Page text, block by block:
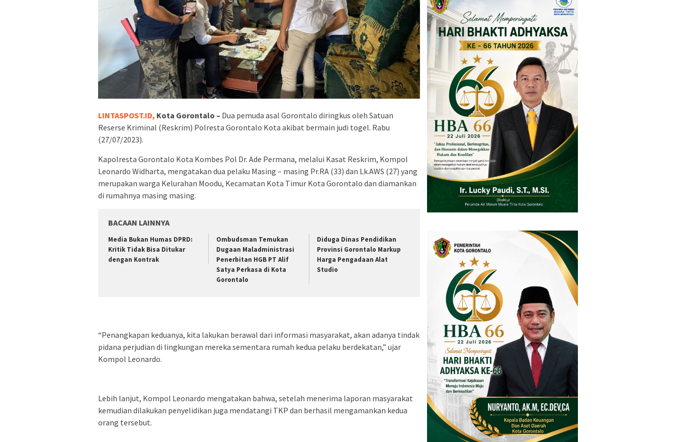
LINTASPOST.ID, Kota Gorontalo – Dua pemuda asal Gorontalo diringkus oleh Satuan
Reserse Kriminal (Reskrim) Polresta Gorontalo Kota akibat bermain judi togel. Rabu
(27/07/2023).
Kapolresta Gorontalo Kota Kombes Pol Dr. Ade Permana, melalui Kasat Reskrim, Kompol
Leonardo Widharta, mengatakan dua pelaku Masing – masing Pr.RA (33) dan Lk.AWS (27) yang
merupakan warga Kelurahan Moodu, Kecamatan Kota Timur Kota Gorontalo dan diamankan
di rumahnya masing masing.
BACAAN LAINNYA
Media Bukan Humas DPRD:
Kritik Tidak Bisa Ditukar
dengan Kontrak
Ombudsman Temukan
Dugaan Maladministrasi
Penerbitan HGB PT Alif
Satya Perkasa di Kota
Gorontalo
Diduga Dinas Pendidikan
Provinsi Gorontalo Markup
Harga Pengadaan Alat
Studio
“Penangkapan keduanya, kita lakukan berawal dari informasi masyarakat, akan adanya tindak
pidana perjudian di lingkungan mereka sementara rumah kedua pelaku berdekatan,” ujar
Kompol Leonardo.
Lebih lanjut, Kompol Leonardo mengatakan bahwa, setelah menerima laporan masyarakat
kemudian dilakukan penyelidikan juga mendatangi TKP dan berhasil mengamankan kedua
orang tersebut.